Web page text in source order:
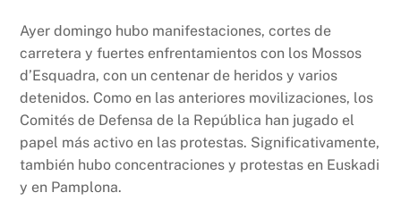
Ayer domingo hubo manifestaciones, cortes de
carretera y fuertes enfrentamientos con los Mossos
d’Esquadra, con un centenar de heridos y varios
detenidos. Como en las anteriores movilizaciones, los
Comités de Defensa de la República han jugado el
papel más activo en las protestas. Significativamente,
también hubo concentraciones y protestas en Euskadi
y en Pamplona.